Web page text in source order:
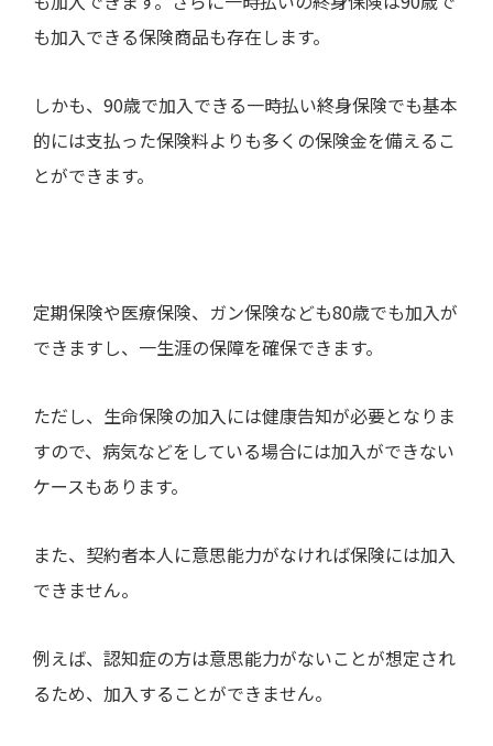
も加入できる保険商品も存在します。
しかも、 90歳で加入できる一時払い終身保険でも基本
的には支払った保険料よりも多くの保険金を備えるこ
とができます。
定期保険や医療保険、ガン保険なども80歳でも加入が
できますし、一生涯の保障を確保できます。
ただし、生命保険の加入には健康告知が必要となりま
すので、病気などをしている場合には加入ができない
ケースもあります。
また、契約者本人に意思能力がなければ保険には加入
できません。
例えば、認知症の方は意思能力がないことが想定され
るため、加入することができません。